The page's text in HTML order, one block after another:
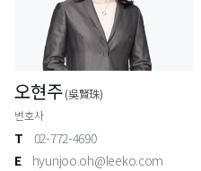
오현주 (吳賢珠)
변호사
T
02-772-4690
E
hyunjoo.oh@leeko.com